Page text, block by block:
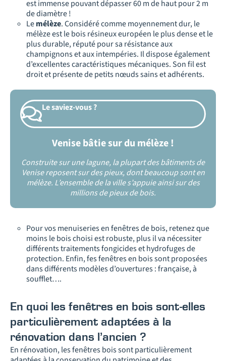
est immense pouvant dépasser 60 m de haut pour 2 m
de diamètre !
Lemélèze. Considéré comme moyennement dur, le
mélèze est le bois résineux européen le plus dense et le
plus durable, réputé pour sa résistance aux
champignons et aux intempéries. Il dispose également
d’excellentes caractéristiques mécaniques. Son fil est
droit et présente de petits nœuds sains et adhérents.
Le saviez-vous ?
Venise bâtie sur du mélèze !
Construite sur une lagune, la plupart des bâtiments de
Venise reposent sur des pieux, dont beaucoup sont en
mélèze. L’ensemble de la ville s’appuie ainsi sur des
millions de pieux de bois.
Pour vos menuiseries en fenêtres de bois, retenez que
moins le bois choisi est robuste, plus il va nécessiter
différents traitements fongicides et hydrofuges de
protection. Enfin, fes fenêtres en bois sont proposées
dans différents modèles d’ouvertures : française, à
soufflet….
En quoi les fenêtres en bois sont-elles
particulièrement adaptées à la
rénovation dans l’ancien ?
En rénovation, les fenêtres bois sont particulièrement